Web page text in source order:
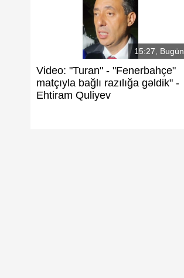
15:27, Bugün
Video: "Turan" - "Fenerbahçe"
matçıyla bağlı razılığa gəldik" -
Ehtiram Quliyev